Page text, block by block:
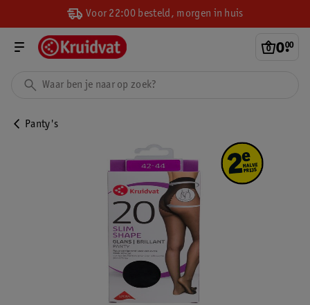
Voor 22:00 besteld, morgen in huis
0.
00
Panty's